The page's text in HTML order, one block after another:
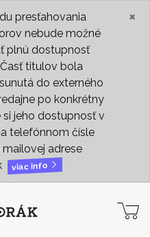
presťahovania
nebude možné
plnú dostupnosť
titulov bola
do externého
po konkrétny
jeho dostupnosť v
telefónnom čísle
adrese
viac info
×